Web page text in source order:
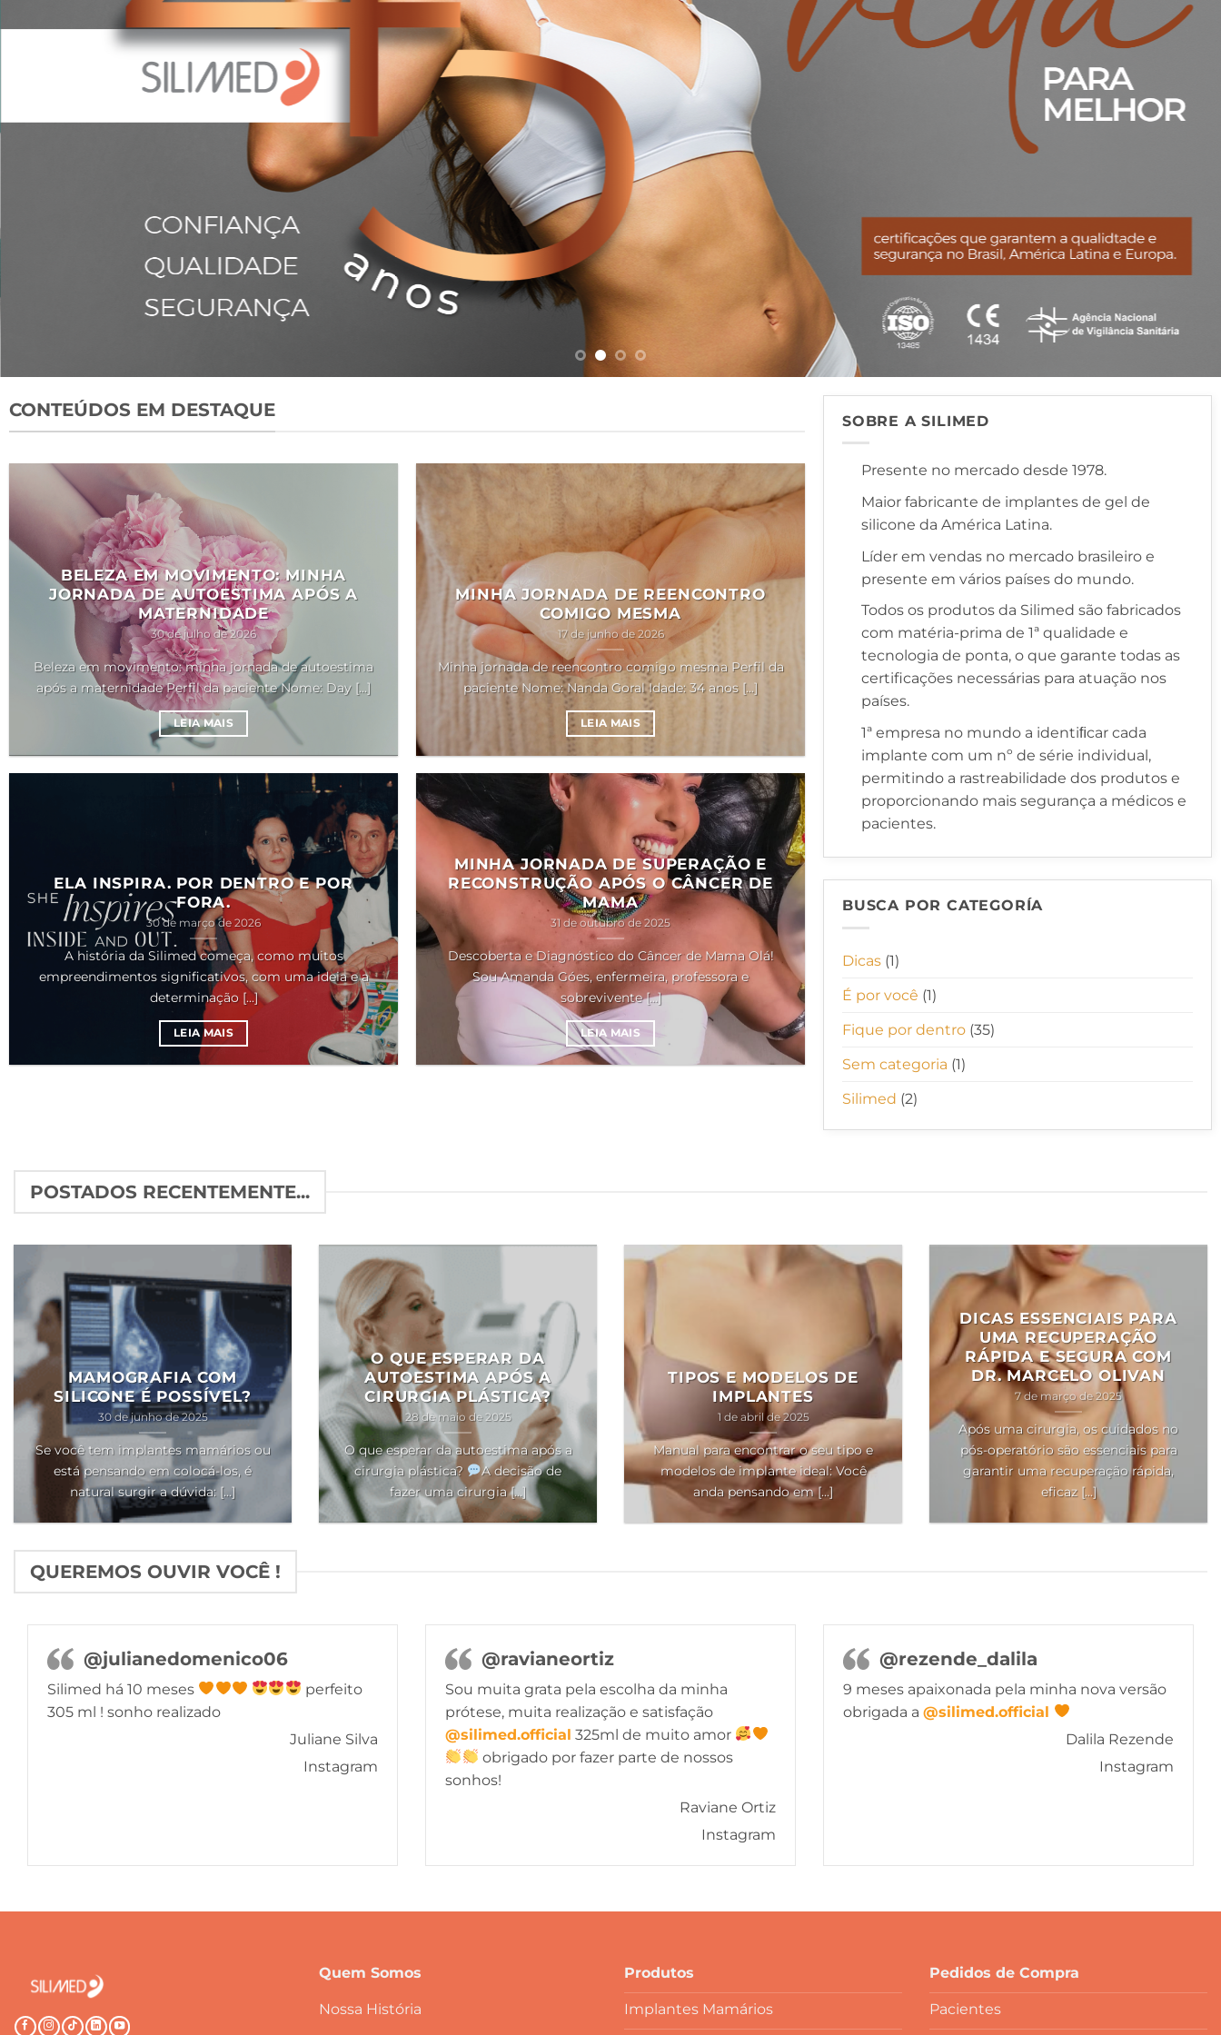
CONTEÚDOS EM DESTAQUE
BELEZA EM MOVIMENTO: MINHA
JORNADA DE AUTOESTIMA APÓS A
MATERNIDADE
30 de julho de 2026
Beleza em movimento: minha jornada de autoestima
após a maternidade Perfil da paciente Nome: Day [...]
LEIA MAIS
MINHA JORNADA DE REENCONTRO
COMIGO MESMA
17 de junho de 2026
Minha jornada de reencontro comigo mesma Perfil da
paciente Nome: Nanda Goral Idade: 34 anos [...]
LEIA MAIS
ELA INSPIRA. POR DENTRO E POR
FORA.
30 de março de 2026
A história da Silimed começa, como muitos
empreendimentos significativos, com uma ideia e a
determinação [...]
LEIA MAIS
MINHA JORNADA DE SUPERAÇÃO E
RECONSTRUÇÃO APÓS O CÂNCER DE
MAMA
31 de outubro de 2025
Descoberta e Diagnóstico do Câncer de Mama Olá!
Sou Amanda Góes, enfermeira, professora e
sobrevivente [...]
LEIA MAIS
SOBRE A SILIMED
Presente no mercado desde 1978.
Maior fabricante de implantes de gel de
silicone da América Latina.
Líder em vendas no mercado brasileiro e
presente em vários países do mundo.
Todos os produtos da Silimed são fabricados
com matéria-prima de 1ª qualidade e
tecnologia de ponta, o que garante todas as
certificações necessárias para atuação nos
países.
1ª empresa no mundo a identiﬁcar cada
implante com um nº de série individual,
permitindo a rastreabilidade dos produtos e
proporcionando mais segurança a médicos e
pacientes.
BUSCA POR CATEGORÍA
Dicas (1)
É por você (1)
Fique por dentro (35)
Sem categoria (1)
Silimed (2)
POSTADOS RECENTEMENTE...
MAMOGRAFIA COM
SILICONE É POSSÍVEL?
30 de junho de 2025
Se você tem implantes mamários ou
está pensando em colocá-los, é
natural surgir a dúvida: [...]
O QUE ESPERAR DA
AUTOESTIMA APÓS A
CIRURGIA PLÁSTICA?
28 de maio de 2025
O que esperar da autoestima após a
cirurgia plástica?
A decisão de
fazer uma cirurgia [...]
TIPOS E MODELOS DE
IMPLANTES
1 de abril de 2025
Manual para encontrar o seu tipo e
modelos de implante ideal: Você
anda pensando em [...]
DICAS ESSENCIAIS PARA
UMA RECUPERAÇÃO
RÁPIDA E SEGURA COM
DR. MARCELO OLIVAN
7 de março de 2025
Após uma cirurgia, os cuidados no
pós-operatório são essenciais para
garantir uma recuperação rápida,
eficaz [...]
QUEREMOS OUVIR VOCÊ !
@julianedomenico06
Silimed há 10 meses
perfeito
305 ml ! sonho realizado
Juliane Silva
Instagram
@ravianeortiz
Sou muita grata pela escolha da minha
prótese, muita realização e satisfação
@silimed.official 325ml de muito amor
obrigado por fazer parte de nossos
sonhos!
Raviane Ortiz
Instagram
@rezende_dalila
9 meses apaixonada pela minha nova versão
obrigada a@silimed.official
Dalila Rezende
Instagram
Quem Somos
Nossa História
Produtos
Implantes Mamários
Pedidos de Compra
Pacientes